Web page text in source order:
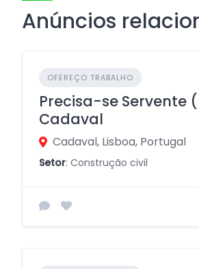
Anúncios
OFEREÇO TRABALHO
Precisa-se Servente
Cadaval
Cadaval, Lisboa, Portugal
Setor: Construção civil